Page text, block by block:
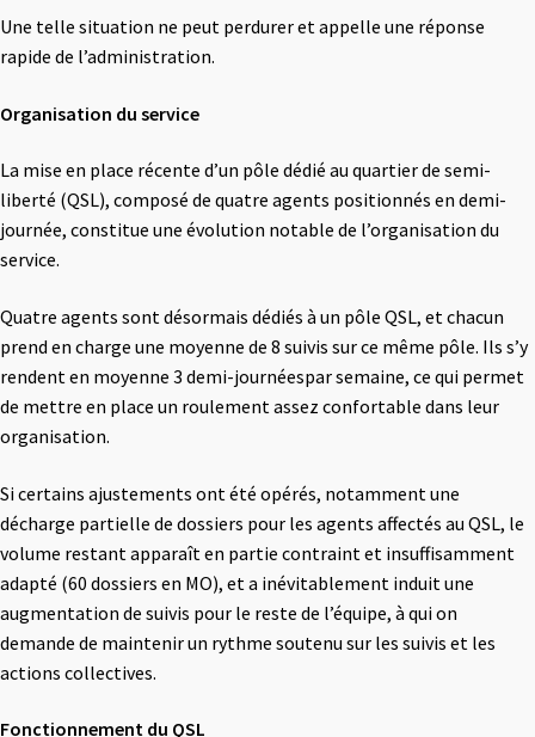
Une telle situation ne peut perdurer et appelle une réponse
rapide de l’administration.
Organisation du service
La mise en place récente d’un pôle dédié au quartier de semi-
liberté (QSL), composé de quatre agents positionnés en demi-
journée, constitue une évolution notable de l’organisation du
service.
Quatre agents sont désormais dédiés à un pôle QSL, et chacun
prend en charge une moyenne de 8 suivis sur ce même pôle. Ils s’y
rendent en moyenne 3 demi-journéespar semaine, ce qui permet
de mettre en place un roulement assez confortable dans leur
organisation.
Si certains ajustements ont été opérés, notamment une
décharge partielle de dossiers pour les agents affectés au QSL, le
volume restant apparaît en partie contraint et insuffisamment
adapté (60 dossiers en MO), et a inévitablement induit une
augmentation de suivis pour le reste de l’équipe, à qui on
demande de maintenir un rythme soutenu sur les suivis et les
actions collectives.
Fonctionnement du QSL